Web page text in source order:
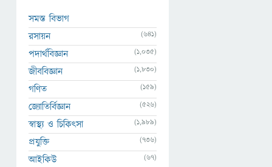
সমস্ত বিভাগ
রসায়ন
(641)
পদার্থবিজ্ঞান (1,035)
জীববিজ্ঞান (1,830)
গণিত (159)
জ্যোতির্বিজ্ঞান (526)
স্বাস্থ্য ও চিকিৎসা (1,989)
প্রযুক্তি (736)
আইকিউ (67)